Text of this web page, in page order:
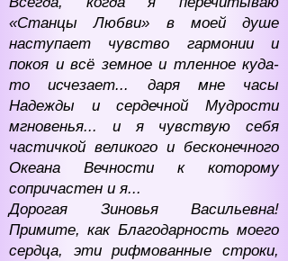
«Станцы Любви» в моей душе
наступает чувство гармонии и
покоя и всё земное и тленное куда-
то исчезает... даря мне часы
Надежды и сердечной Мудрости
мгновенья... и я чувствую себя
частичкой великого и бесконечного
Океана Вечности к которому
сопричастен и я...
Дорогая Зиновья Васильевна!
Примите, как Благодарность моего
сердца, эти рифмованные строки,